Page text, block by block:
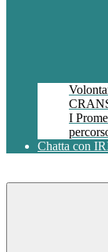
I
Chatta con